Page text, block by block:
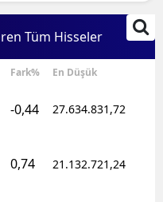
Tüm Hisseler
Fark% En Düşük
-0,44 27.634.831,72
0,74 21.132.721,24